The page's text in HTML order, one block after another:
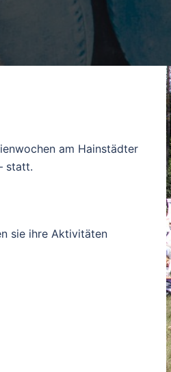
am Hainstädter
statt.
sie ihre Aktivitäten